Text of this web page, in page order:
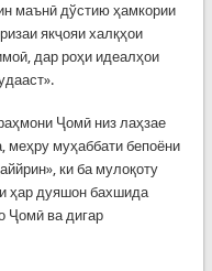
маънӣ дўстию ҳамкории
якҷояи халқҳои
дар роҳи идеалҳои
Ҷомӣ низ лаҳзае
меҳру муҳаббати бепоёни
ки ба мулоқоту
ҳар дуяшон бахшида
Ҷомӣ ва дигар